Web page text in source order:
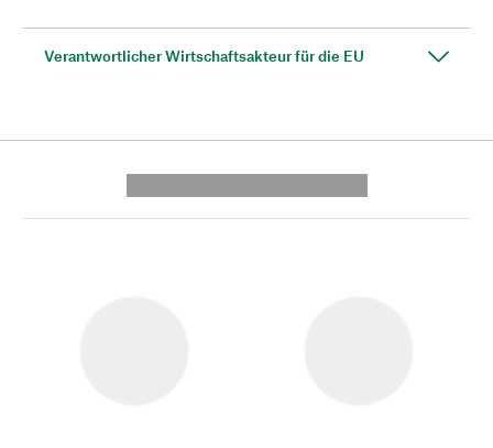
Verantwortlicher Wirtschaftsakteur für die EU